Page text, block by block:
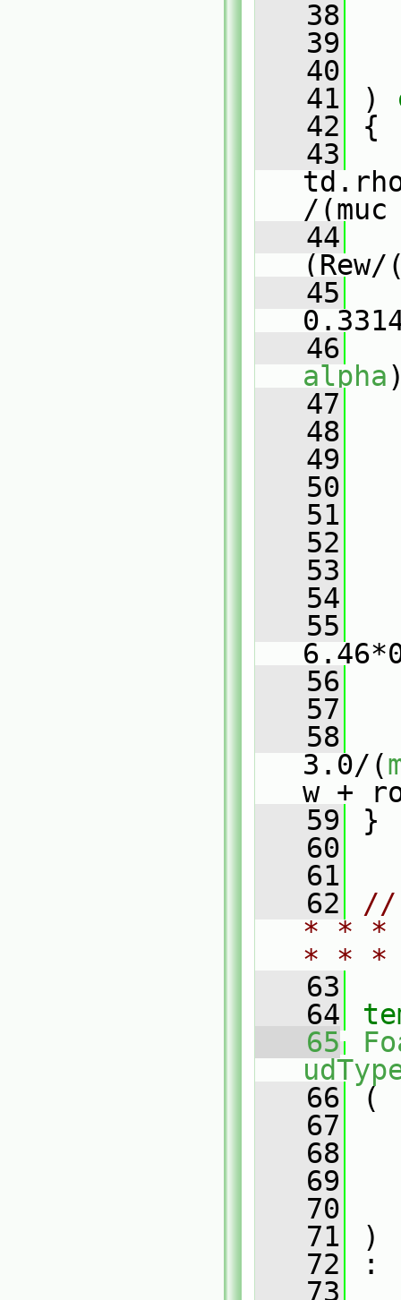
   38
   39
   40
   41
)
   42
{
   43
/
   44
(Rew/
   45
   46
alpha
   47
   48
   49
   50
   51
   52
   53
   54
   55
   56
   57
   58
3.0/(
w +
   59
}
   60
   61
   62
//
* * *
* *
   63
   64
   65
   66
(
   67
   68
   69
   70
   71
)
   72
:
   73